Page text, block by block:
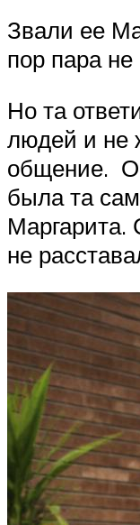
Звали ее
пор пара не
Но та
людей и не
общение.
была та
Маргарита.
не